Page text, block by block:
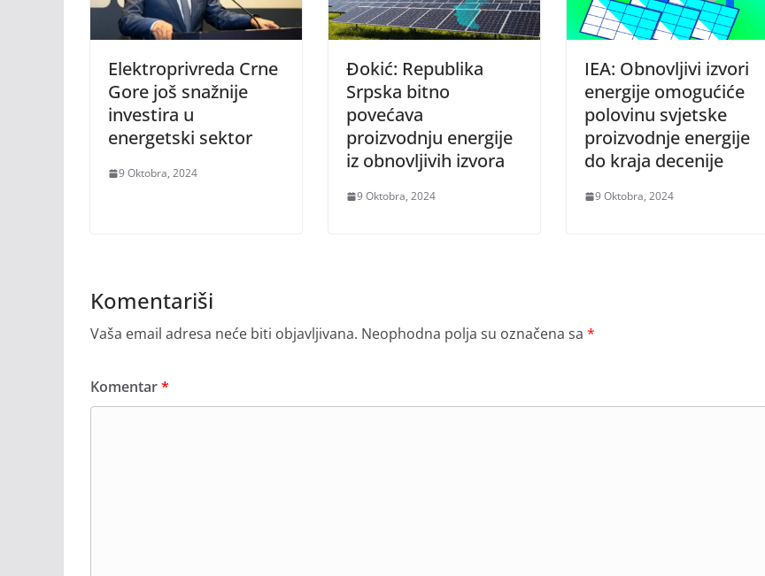
Elektroprivreda Crne
Gore još snažnije
investira u
energetski sektor
9 Oktobra, 2024
Đokić: Republika
Srpska bitno
povećava
proizvodnju energije
iz obnovljivih izvora
9 Oktobra, 2024
IEA: Obnovljivi izvori
energije omogućiće
polovinu svjetske
proizvodnje energije
do kraja decenije
9 Oktobra, 2024
Komentariši
Vaša email adresa neće biti objavljivana. Neophodna polja su označena sa *
Komentar*